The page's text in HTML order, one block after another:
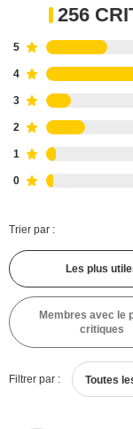
256
5
4
3
2
1
0
Trier par :
Les plus
Membres avec le
critiques
Filtrer par : Toutes